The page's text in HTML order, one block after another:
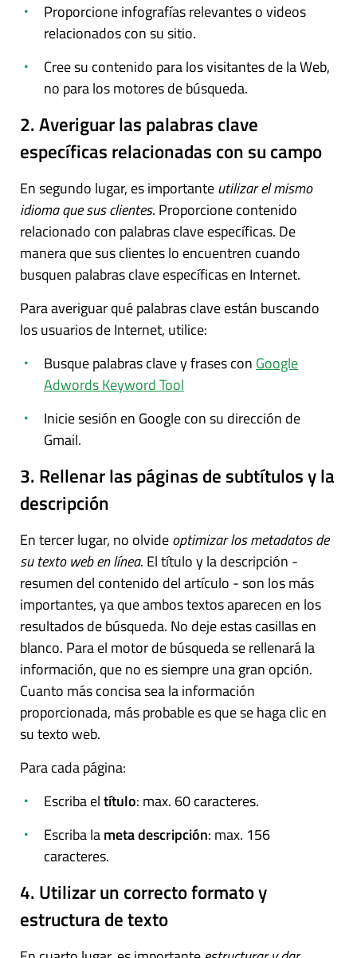
Proporcione infografías relevantes o videos
relacionados con su sitio.
Cree su contenido para los visitantes de la Web,
no para los motores de búsqueda.
2. Averiguar las palabras clave
específicas relacionadas con su campo
En segundo lugar, es importanteutilizar el mismo
idioma que sus clientes. Proporcione contenido
relacionado con palabras clave específicas. De
manera que sus clientes lo encuentren cuando
busquen palabras clave específicas en Internet.
Para averiguar qué palabras clave están buscando
los usuarios de Internet, utilice:
Busque palabras clave y frases conGoogle
Adwords Keyword Tool
Inicie sesión en Google con su dirección de
Gmail.
3. Rellenar las páginas de subtítulos y la
descripción
En tercer lugar, no olvideoptimizar los metadatos de
su texto web en línea. El título y la descripción -
resumen del contenido del artículo - son los más
importantes, ya que ambos textos aparecen en los
resultados de búsqueda. No deje estas casillas en
blanco. Para el motor de búsqueda se rellenará la
información, que no es siempre una gran opción.
Cuanto más concisa sea la información
proporcionada, más probable es que se haga clic en
su texto web.
Para cada página:
Escriba eltítulo: max. 60 caracteres.
Escriba lameta descripción: max. 156
caracteres.
4. Utilizar un correcto formato y
estructura de texto